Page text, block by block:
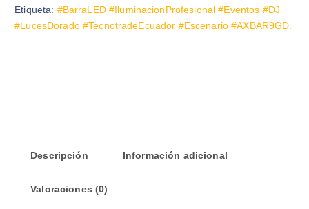
Etiqueta: #BarraLED #IluminacionProfesional #Eventos #DJ
#LucesDorado #TecnotradeEcuador #Escenario #AXBAR9GD.
Descripción Información adicional
Valoraciones (0)